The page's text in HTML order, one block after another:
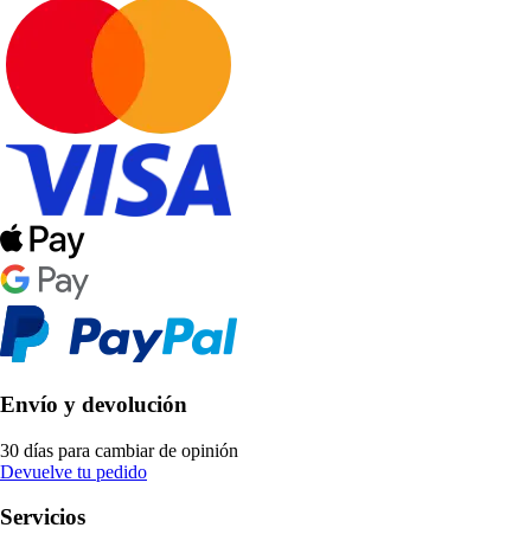
Envío y devolución
30 días para cambiar de opinión
Devuelve tu pedido
Servicios